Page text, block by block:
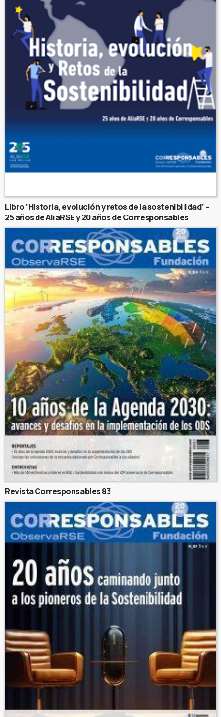
Libro ‘Historia, evolución y retos de la sostenibilidad’ –
25 años de AliaRSE y 20 años de Corresponsables
Revista Corresponsables 83